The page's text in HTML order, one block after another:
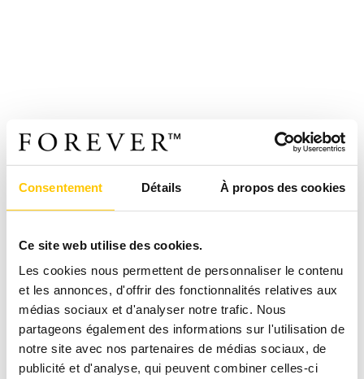
Consentement Détails À propos des cookies
Ce site web utilise des cookies.
Les cookies nous permettent de personnaliser le contenu
et les annonces, d'offrir des fonctionnalités relatives aux
médias sociaux et d'analyser notre trafic. Nous
partageons également des informations sur l'utilisation de
notre site avec nos partenaires de médias sociaux, de
publicité et d'analyse, qui peuvent combiner celles-ci